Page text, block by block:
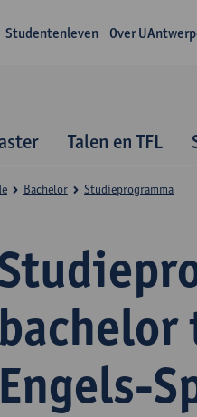
Studentenleven Over
Talen en TFL
Engels-
Bachelor Studieprogramma